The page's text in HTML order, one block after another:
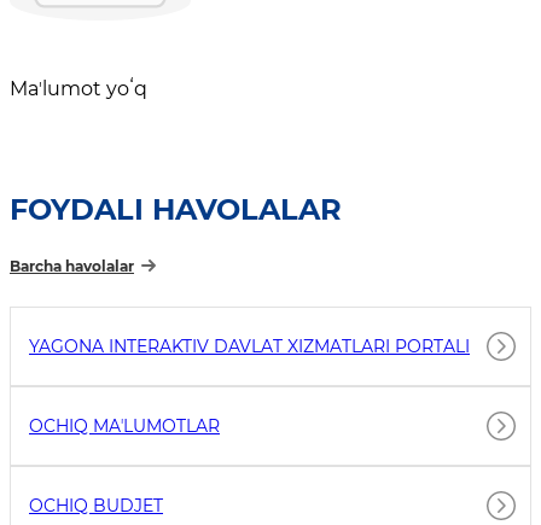
Maʼlumot yoʻq
FOYDALI HAVOLALAR
Barcha havolalar
YAGONA INTERAKTIV DAVLAT XIZMATLARI PORTALI
OCHIQ MAʼLUMOTLAR
OCHIQ BUDJET